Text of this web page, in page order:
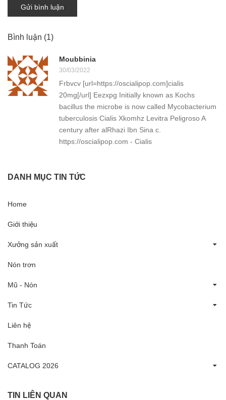
DANH MỤC TIN TỨC
Home
Giới thiệu
Xưởng sản xuất
Nón trơn
Mũ - Nón
Tin Tức
Liên hệ
Thanh Toán
CATALOG 2026
TIN LIÊN QUAN
Gửi bình luận
Bình luận (1)
Moubbinia
30/03/2022
Frbvcv [url=https://oscialipop.com]cialis
20mg[/url] Eezxpg Initially known as Kochs
bacillus the microbe is now called Mycobacterium
tuberculosis Cialis Xkomhz Levitra Peligroso A
century after alRhazi Ibn Sina c.
https://oscialipop.com - Cialis